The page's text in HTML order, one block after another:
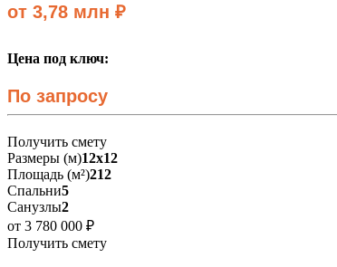
от 3,78 млн ₽
Цена под ключ:
По запросу
Получить смету
Размеры (м)12х12
Площадь (м²)212
Спальни5
Санузлы2
от 3 780 000 ₽
Получить смету